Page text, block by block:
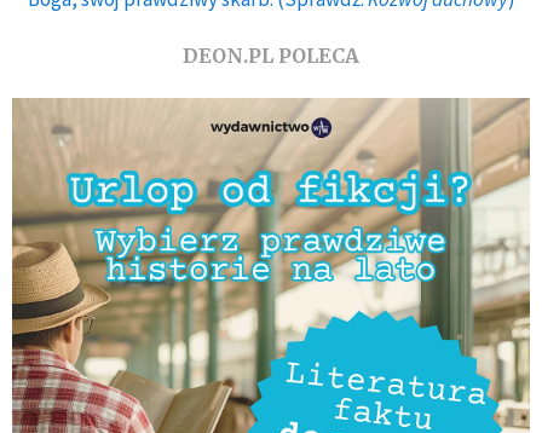
DEON.PL POLECA